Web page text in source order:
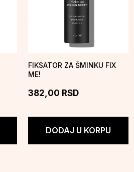
FIKSATOR ZA ŠMINKU FIX
ME!
382,00 RSD
DODAJ U KORPU